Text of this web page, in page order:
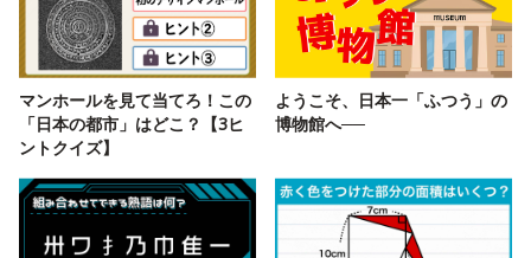
マンホールを見て当てろ！この
「日本の都市」はどこ？【3ヒ
ントクイズ】
ようこそ、日本一「ふつう」の
博物館へ──